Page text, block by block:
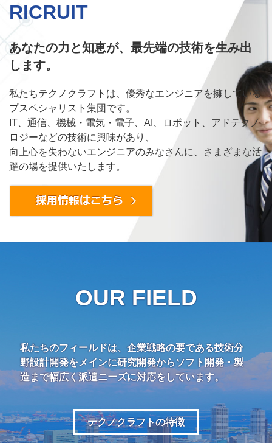
RICRUIT
あなたの力と知恵が、最先端の技術を生み出
します。
私たちテクノクラフトは、優秀なエンジニアを擁している
プスペシャリスト集団です。
IT、通信、機械・電気・電子、AI、ロボット、アドテクノ
ロジーなどの技術に興味があり、
向上心を失わないエンジニアのみなさんに、さまざまな活
躍の場を提供いたします。
OUR FIELD
私たちのフィールドは、企業戦略の要である技術分
野設計開発をメインに研究開発からソフト開発・製
造まで幅広く派遣ニーズに対応をしています。
テクノクラフトの特徴